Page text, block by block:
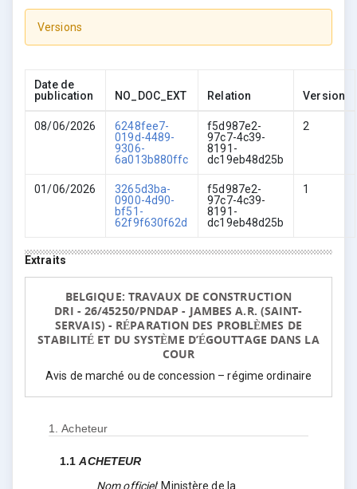
Versions
Date de
publication
NO_DOC_EXT Relation Version
08/06/2026
6248fee7-
019d-4489-
9306-
6a013b880ffc
f5d987e2-
97c7-4c39-
8191-
dc19eb48d25b
2
01/06/2026
3265d3ba-
0900-4d90-
bf51-
62f9f630f62d
f5d987e2-
97c7-4c39-
8191-
dc19eb48d25b
1
Extraits
BELGIQUE: TRAVAUX DE CONSTRUCTION
DRI - 26/45250/PNDAP - JAMBES A.R. (SAINT-
SERVAIS) - RÉPARATION DES PROBLÈMES DE
STABILITÉ ET DU SYSTÈME D’ÉGOUTTAGE DANS LA
COUR
Avis de marché ou de concession – régime ordinaire
1.Acheteur
1.1ACHETEUR
Nom officiel: Ministère de la